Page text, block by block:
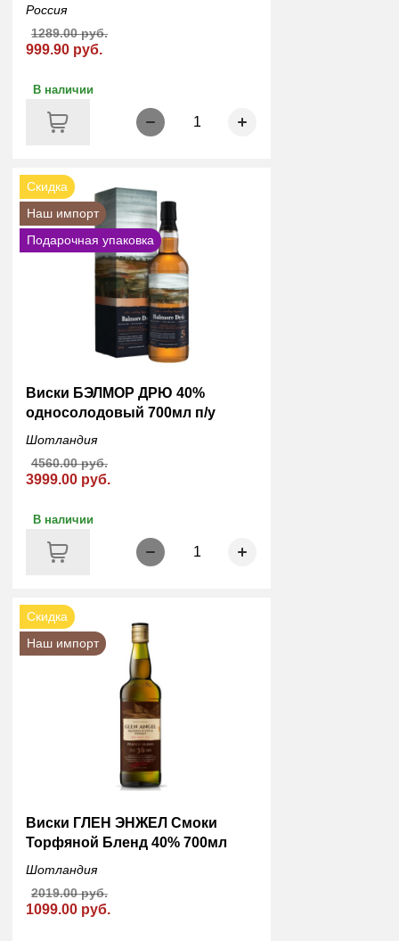
Россия
999.90 руб.
1289.00 руб.
В наличии
1
Скидка
Наш импорт
Подарочная упаковка
Виски БЭЛМОР ДРЮ 40%
односолодовый 700мл п/у
Шотландия
3999.00 руб.
4560.00 руб.
В наличии
1
Скидка
Наш импорт
Виски ГЛЕН ЭНЖЕЛ Смоки
Торфяной Бленд 40% 700мл
Шотландия
1099.00 руб.
2019.00 руб.